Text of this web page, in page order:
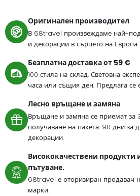
Оригинален производител
В 68travel произвеждаме най-
и декорации в сърцето на Европа.
Безплатна доставка от 59 €
100 стила на склад. Световна
часа или същия ден. Предлага се
Лесно връщане и замяна
Връщане и замяна се приемат за
получаване на пакета. 90 дни за
декорации.
Висококачествени продукти
пътуване.
68travel е оторизиран продавач
марки.